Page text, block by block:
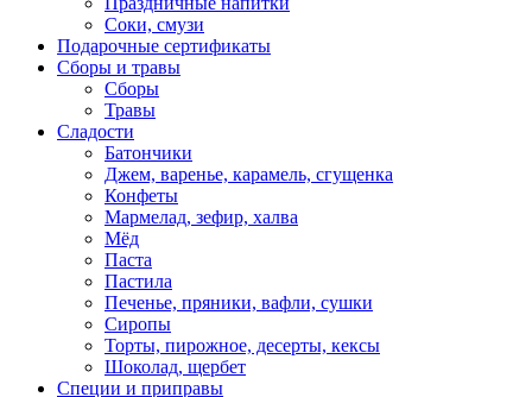
Соки, смузи
Подарочные сертификаты
Сборы и травы
Сборы
Травы
Сладости
Батончики
Джем, варенье, карамель, сгущенка
Конфеты
Мармелад, зефир, халва
Мёд
Паста
Пастила
Печенье, пряники, вафли, сушки
Сиропы
Торты, пирожное, десерты, кексы
Шоколад, щербет
Специи и приправы